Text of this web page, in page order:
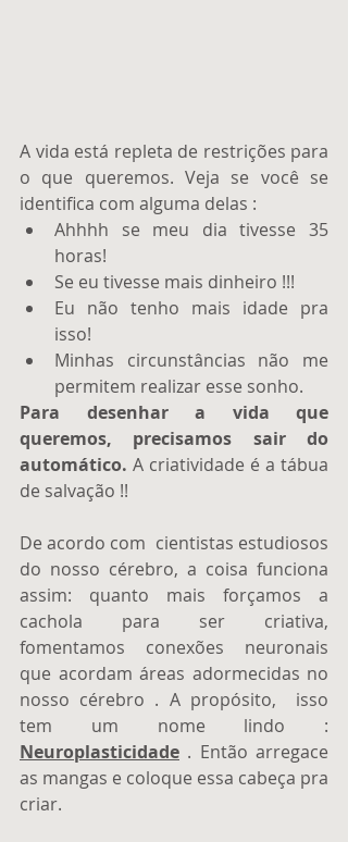
A vida está repleta de restrições para
o que queremos. Veja se você se
identifica com alguma delas :
Ahhhh se meu dia tivesse 35
horas!
Se eu tivesse mais dinheiro !!!
Eu não tenho mais idade pra
isso!
Minhas circunstâncias não me
permitem realizar esse sonho.
Para desenhar a vida que
queremos, precisamos sair do
automático. A criatividade é a tábua
de salvação !!
De acordo com  cientistas estudiosos
do nosso cérebro, a coisa funciona
assim: quanto mais forçamos a
cachola para ser criativa,
fomentamos conexões neuronais
que acordam áreas adormecidas no
nosso cérebro . A propósito,  isso
Neuroplasticidade . Então arregace
as mangas e coloque essa cabeça pra
criar.